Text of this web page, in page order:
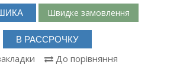
Швидке замовлення
В РАССРОЧКУ
До порівняння